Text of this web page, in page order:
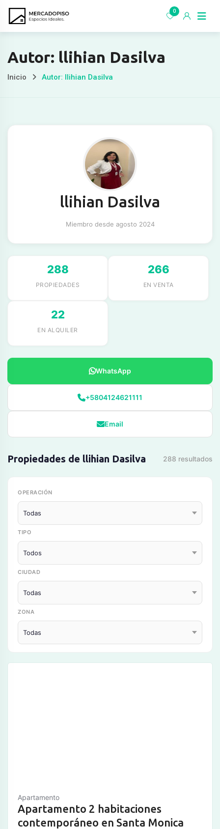
0
Autor: llihian Dasilva
Inicio Autor: llihian Dasilva
llihian Dasilva
Miembro desde agosto 2024
288
PROPIEDADES
266
EN VENTA
22
EN ALQUILER
WhatsApp
+5804124621111
Email
Propiedades de llihian Dasilva 288 resultados
OPERACIÓN
TIPO
CIUDAD
ZONA
Apartamento
Apartamento 2 habitaciones
contemporáneo en Santa Monica